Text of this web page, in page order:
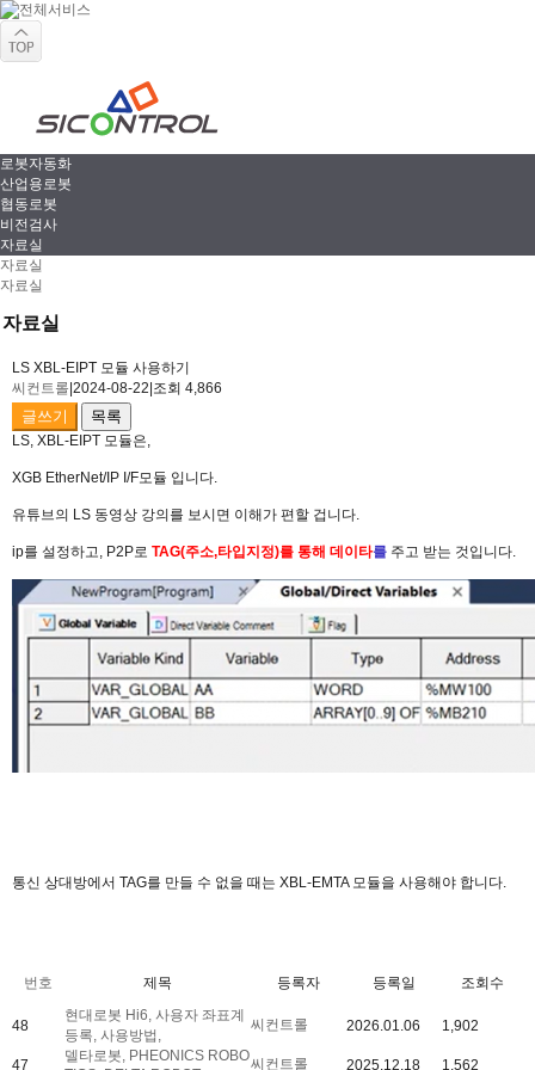
로봇자동화
산업용로봇
협동로봇
비전검사
자료실
자료실
자료실
자료실
LS XBL-EIPT 모듈 사용하기
씨컨트롤 2024-08-22 조회 4,866
글쓰기 목록
LS, XBL-EIPT 모듈은,
XGB EtherNet/IP I/F모듈 입니다.
유튜브의 LS 동영상 강의를 보시면 이해가 편할 겁니다.
ip를 설정하고, P2P로 TAG(주소,타입지정)를 통해 데이타를 주고 받는 것입니다.
통신 상대방에서 TAG를 만들 수 없을 때는 XBL-EMTA 모듈을 사용해야 합니다.
번호 제목 등록자 등록일 조회수
48
현대로봇 Hi6, 사용자 좌표계
등록, 사용방법,
씨컨트롤 2026.01.06 1,902
47
델타로봇, PHEONICS ROBO씨컨트롤 2025.12.18 1,562